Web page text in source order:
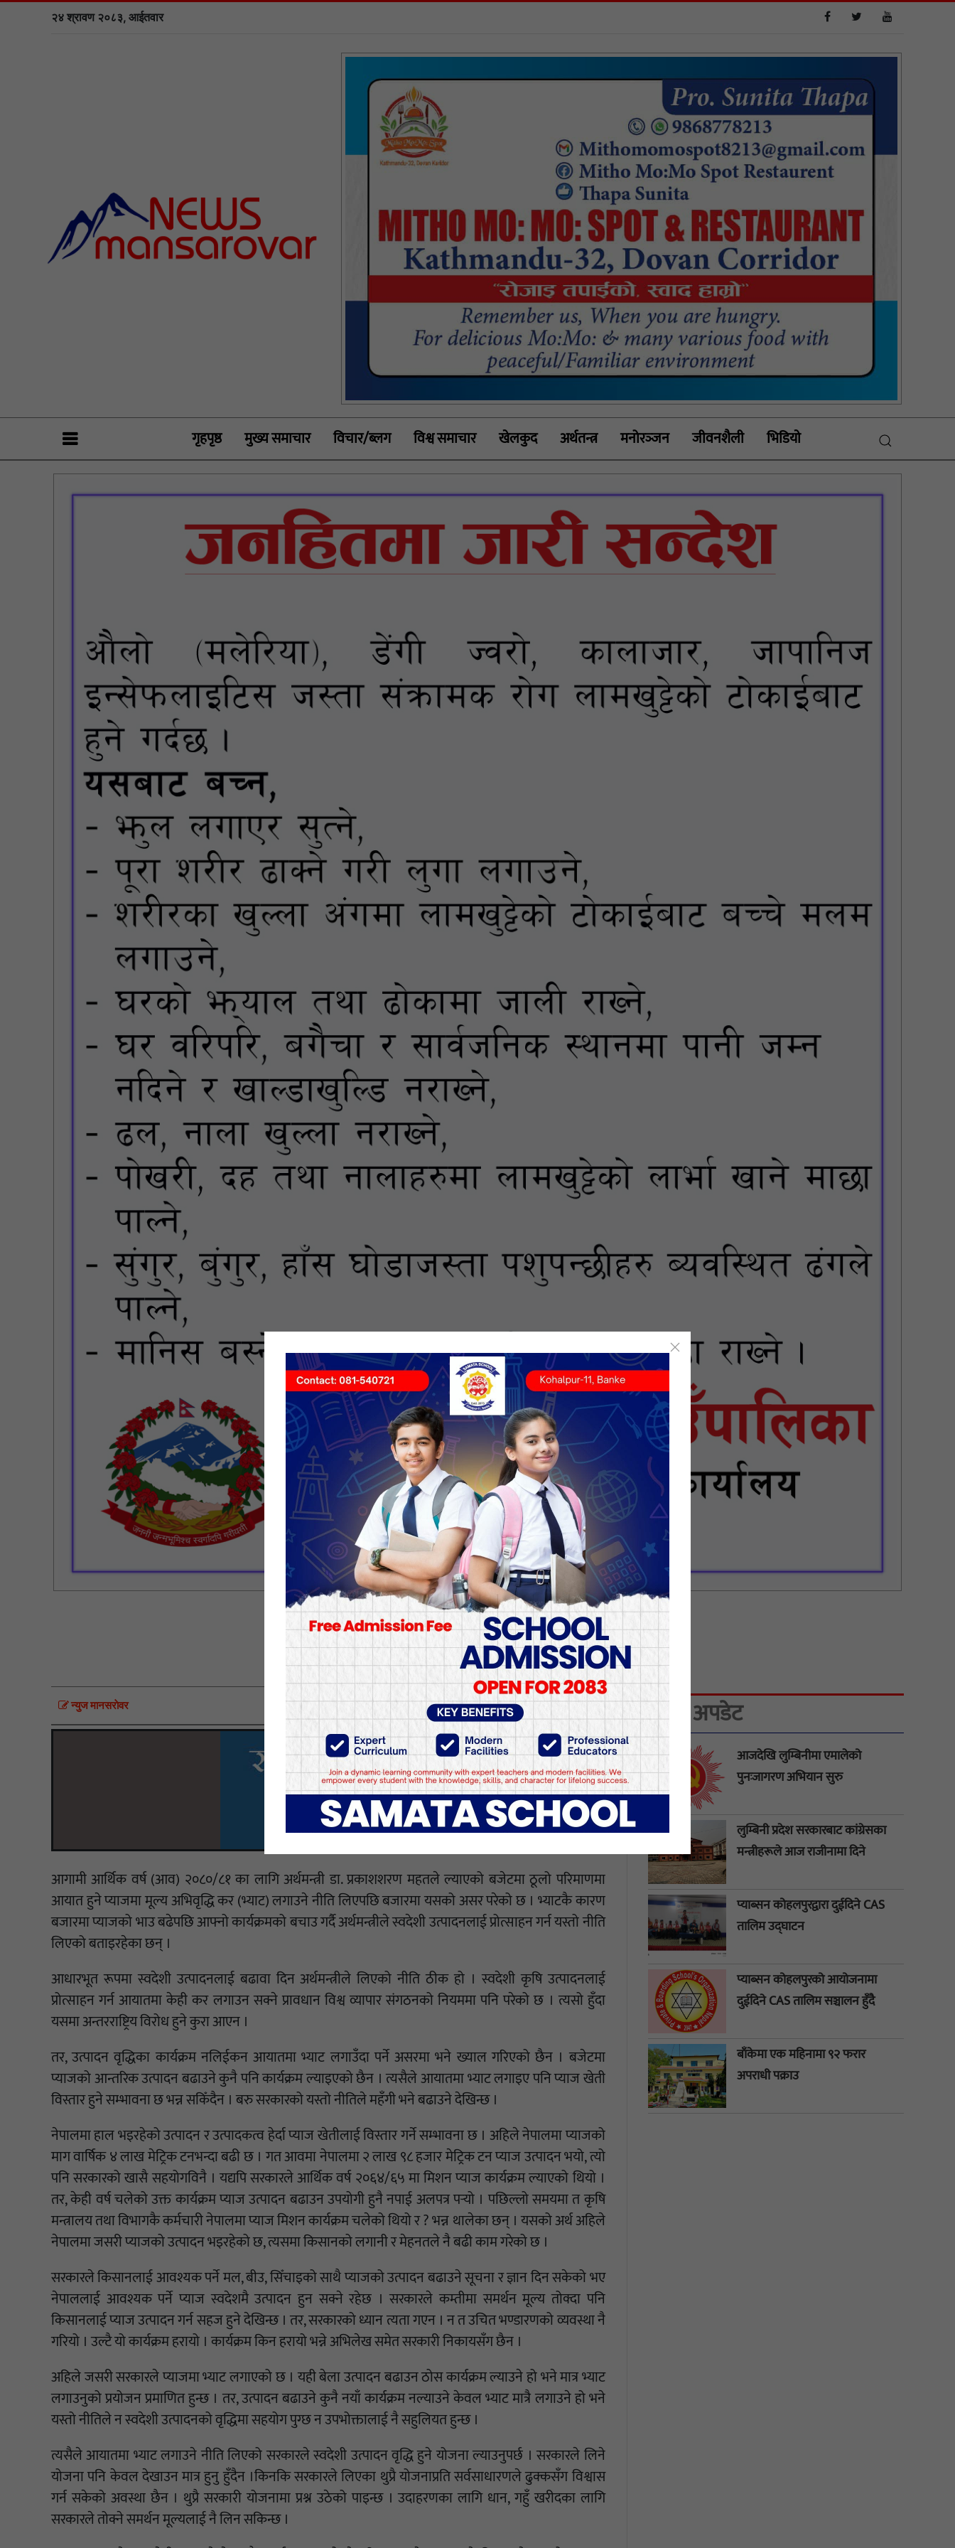
२४ श्रावण २०८३, आईतवार
गृहपृष्ठ मुख्य समाचार विचार/ब्लग विश्व समाचार खेलकुद अर्थतन्त्र मनोरञ्‍जन जीवनशैली भिडियाे
सम्भावना भएको प्याजमा बेवास्ता
न्युज मानसराेवर
आगामी आर्थिक वर्ष (आव) २०८०/८१ का लागि अर्थमन्त्री डा. प्रकाशशरण महतले ल्याएको बजेटमा ठूलो परिमाणमा
आयात हुने प्याजमा मूल्य अभिवृद्धि कर (भ्याट) लगाउने नीति लिएपछि बजारमा यसको असर परेको छ । भ्याटकै कारण
बजारमा प्याजको भाउ बढेपछि आफ्नो कार्यक्रमको बचाउ गर्दै अर्थमन्त्रीले स्वदेशी उत्पादनलाई प्रोत्साहन गर्न यस्तो नीति
लिएको बताइरहेका छन् ।
आधारभूत रूपमा स्वदेशी उत्पादनलाई बढावा दिन अर्थमन्त्रीले लिएको नीति ठीक हो । स्वदेशी कृषि उत्पादनलाई
प्रोत्साहन गर्न आयातमा केही कर लगाउन सक्ने प्रावधान विश्व व्यापार संगठनको नियममा पनि परेको छ । त्यसो हुँदा
यसमा अन्तरराष्ट्रिय विरोध हुने कुरा आएन ।
तर, उत्पादन वृद्धिका कार्यक्रम नलिईकन आयातमा भ्याट लगाउँदा पर्ने असरमा भने ख्याल गरिएको छैन । बजेटमा
प्याजको आन्तरिक उत्पादन बढाउने कुनै पनि कार्यक्रम ल्याइएको छैन । त्यसैले आयातमा भ्याट लगाइए पनि प्याज खेती
विस्तार हुने सम्भावना छ भन्न सकिँदैन । बरु सरकारको यस्तो नीतिले महँगी भने बढाउने देखिन्छ ।
नेपालमा हाल भइरहेको उत्पादन र उत्पादकत्व हेर्दा प्याज खेतीलाई विस्तार गर्ने सम्भावना छ । अहिले नेपालमा प्याजको
माग वार्षिक ४ लाख मेट्रिक टनभन्दा बढी छ । गत आवमा नेपालमा २ लाख ९८ हजार मेट्रिक टन प्याज उत्पादन भयो, त्यो
पनि सरकारको खासै सहयोगविनै । यद्यपि सरकारले आर्थिक वर्ष २०६४/६५ मा मिशन प्याज कार्यक्रम ल्याएको थियो ।
तर, केही वर्ष चलेको उक्त कार्यक्रम प्याज उत्पादन बढाउन उपयोगी हुनै नपाई अलपत्र पर्‍यो । पछिल्लो समयमा त कृषि
मन्त्रालय तथा विभागकै कर्मचारी नेपालमा प्याज मिशन कार्यक्रम चलेको थियो र ? भन्न थालेका छन् । यसको अर्थ अहिले
नेपालमा जसरी प्याजको उत्पादन भइरहेको छ, त्यसमा किसानको लगानी र मेहनतले नै बढी काम गरेको छ ।
सरकारले किसानलाई आवश्यक पर्ने मल, बीउ, सिँचाइको साथै प्याजको उत्पादन बढाउने सूचना र ज्ञान दिन सकेको भए
नेपाललाई आवश्यक पर्ने प्याज स्वदेशमै उत्पादन हुन सक्ने रहेछ । सरकारले कम्तीमा समर्थन मूल्य तोक्दा पनि
किसानलाई प्याज उत्पादन गर्न सहज हुने देखिन्छ । तर, सरकारको ध्यान त्यता गएन । न त उचित भण्डारणको व्यवस्था नै
गरियो । उल्टै यो कार्यक्रम हरायो । कार्यक्रम किन हरायो भन्ने अभिलेख समेत सरकारी निकायसँग छैन ।
अहिले जसरी सरकारले प्याजमा भ्याट लगाएको छ । यही बेला उत्पादन बढाउन ठोस कार्यक्रम ल्याउने हो भने मात्र भ्याट
लगाउनुको प्रयोजन प्रमाणित हुन्छ । तर, उत्पादन बढाउने कुनै नयाँ कार्यक्रम नल्याउने केवल भ्याट मात्रै लगाउने हो भने
यस्तो नीतिले न स्वदेशी उत्पादनको वृद्धिमा सहयोग पुग्छ न उपभोक्तालाई नै सहुलियत हुन्छ ।
त्यसैले आयातमा भ्याट लगाउने नीति लिएको सरकारले स्वदेशी उत्पादन वृद्धि हुने योजना ल्याउनुपर्छ । सरकारले लिने
योजना पनि केवल देखाउन मात्र हुनु हुँदैन ।किनकि सरकारले लिएका थुप्रै योजनाप्रति सर्वसाधारणले ढुक्कसँग विश्वास
गर्न सकेको अवस्था छैन । थुप्रै सरकारी योजनामा प्रश्न उठेको पाइन्छ । उदाहरणका लागि धान, गहुँ खरीदका लागि
सरकारले तोक्ने समर्थन मूल्यलाई नै लिन सकिन्छ ।
ताजा अपडेट
आजदेखि लुम्बिनीमा एमालेको
पुनःजागरण अभियान सुरु
लुम्बिनी प्रदेश सरकारबाट कांग्रेसका
मन्त्रीहरूले आज राजीनामा दिने
प्याब्सन कोहलपुरद्वारा दुईदिने CAS
तालिम उद्घाटन
प्याब्सन कोहलपुरको आयोजनामा
दुईदिने CAS तालिम सञ्चालन हुँदै
बाँकेमा एक महिनामा ९२ फरार
अपराधी पक्राउ